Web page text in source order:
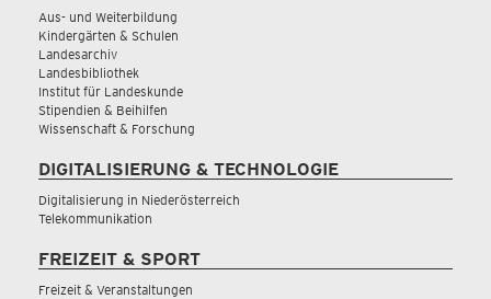
Aus- und Weiterbildung
Kindergärten & Schulen
Landesarchiv
Landesbibliothek
Institut für Landeskunde
Stipendien & Beihilfen
Wissenschaft & Forschung
DIGITALISIERUNG & TECHNOLOGIE
Digitalisierung in Niederösterreich
Telekommunikation
FREIZEIT & SPORT
Freizeit & Veranstaltungen